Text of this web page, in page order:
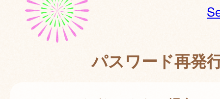
パスワード再発